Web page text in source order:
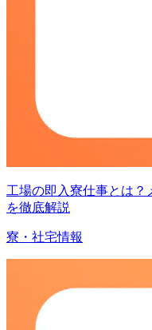
工場の即入寮仕事とは
を徹底解説
寮・社宅情報